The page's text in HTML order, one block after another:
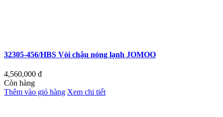
32305-456/HBS Vòi chậu nóng lạnh JOMOO
4,560,000 đ
Còn hàng
Thêm vào giỏ hàng Xem chi tiết